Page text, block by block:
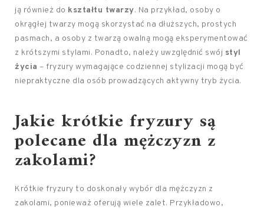
ją również do kształtu twarzy. Na przykład, osoby o
okrągłej twarzy mogą skorzystać na dłuższych, prostych
pasmach, a osoby z twarzą owalną mogą eksperymentować
z krótszymi stylami. Ponadto, należy uwzględnić swój styl
życia – fryzury wymagające codziennej stylizacji mogą być
niepraktyczne dla osób prowadzących aktywny tryb życia.
Jakie krótkie fryzury są
polecane dla mężczyzn z
zakolami?
Krótkie fryzury to doskonały wybór dla mężczyzn z
zakolami, ponieważ oferują wiele zalet. Przykładowo,